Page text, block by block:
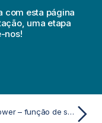
com esta página
uma etapa
nos!
TTest_lower – função de script e gráfico